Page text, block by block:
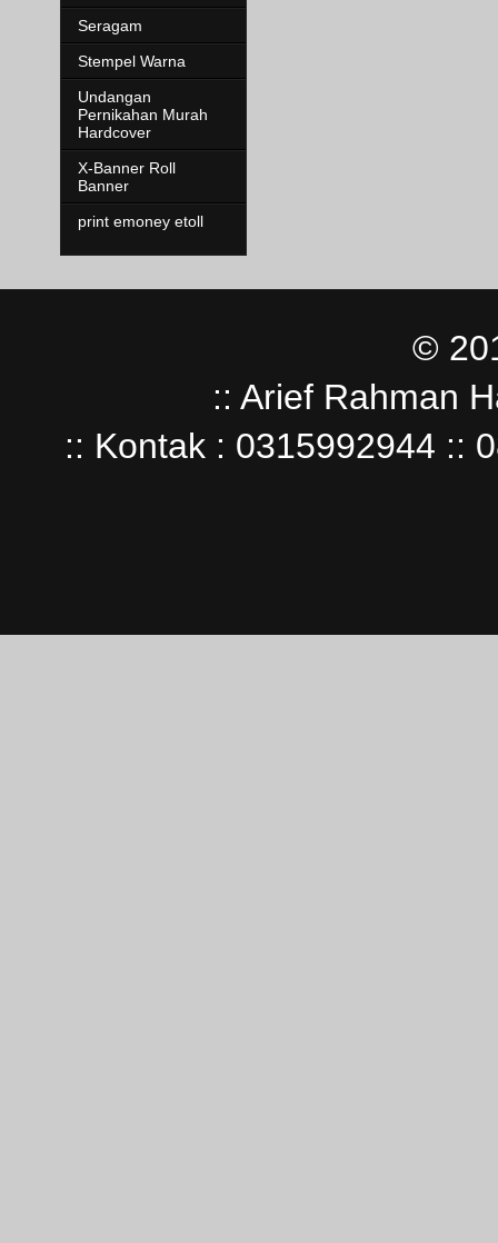
Seragam
Stempel Warna
Undangan
Pernikahan Murah
Hardcover
X-Banner Roll
Banner
print emoney etoll
©
:: Arief Rahman
:: Kontak : 0315992944 ::